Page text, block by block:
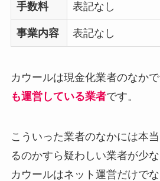
手数料 表記なし
事業内容 表記なし
カウールは現金化業者のなかで
も運営している業者です。
こういった業者のなかには本
るのかすら疑わしい業者が少な
カウールはネット運営だけで